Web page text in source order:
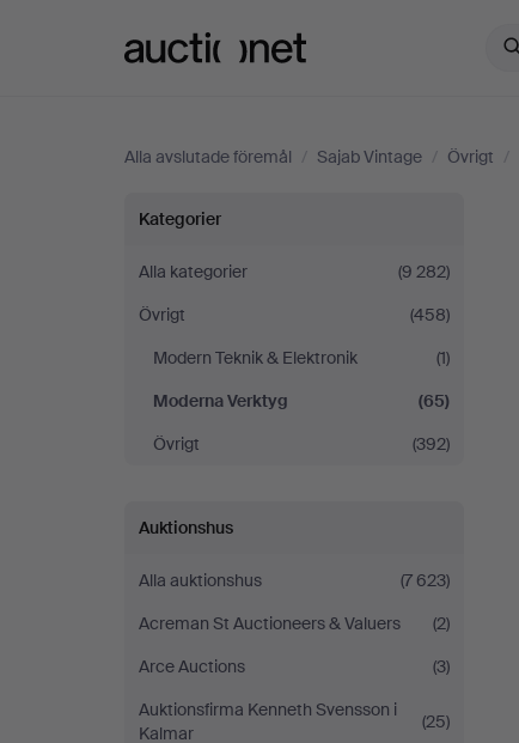
Alla avslutade föremål / Sajab Vintage / Övrigt /
Moderna
Verktyg
på
Sajab
Vintage
Kategorier
Alla kategorier
(9 282)
Övrigt
(458)
Modern Teknik & Elektronik
(1)
Moderna Verktyg
(65)
Övrigt
(392)
Auktionshus
Alla auktionshus
(7 623)
Acreman St Auctioneers & Valuers
(2)
Arce Auctions
(3)
Auktionsfirma Kenneth Svensson i
Kalmar
(25)